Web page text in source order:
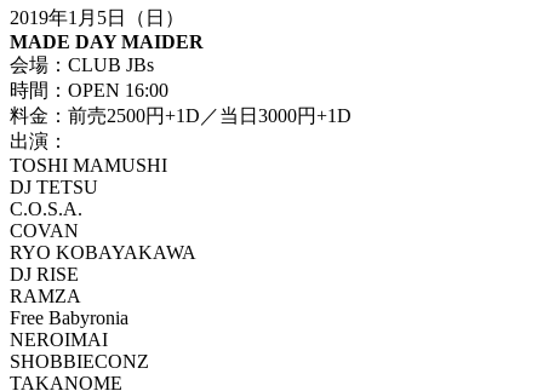
2019年1月5日（日）
MADE DAY MAIDER
会場：CLUB JBs
時間：OPEN 16:00
料金：前売2500円+1D／当日3000円+1D
出演：
TOSHI MAMUSHI
DJ TETSU
C.O.S.A.
COVAN
RYO KOBAYAKAWA
DJ RISE
RAMZA
Free Babyronia
NEROIMAI
SHOBBIECONZ
TAKANOME